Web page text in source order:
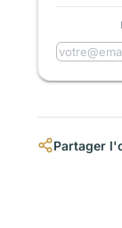
Partager